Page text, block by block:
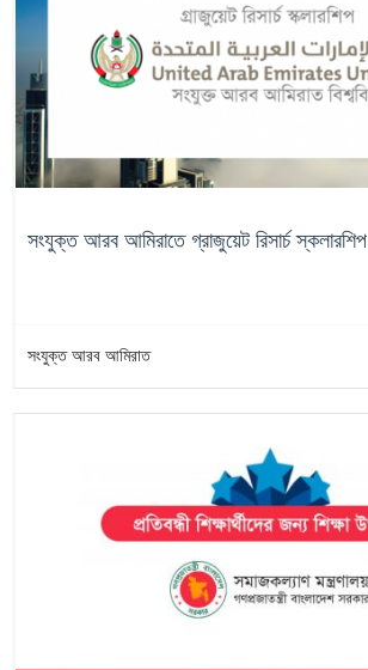
সংযুক্ত আরব আমিরাতে গ্রাজুয়েট রিসার্চ স্কলারশিপ
সংযুক্ত আরব আমিরাত